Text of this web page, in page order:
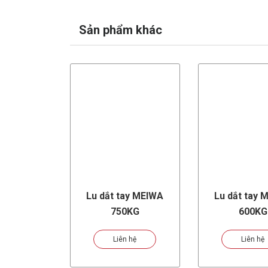
Sản phẩm khác
Lu dắt tay MEIWA
750KG
Liên hệ
Lu dắt tay
600KG
Liên hệ